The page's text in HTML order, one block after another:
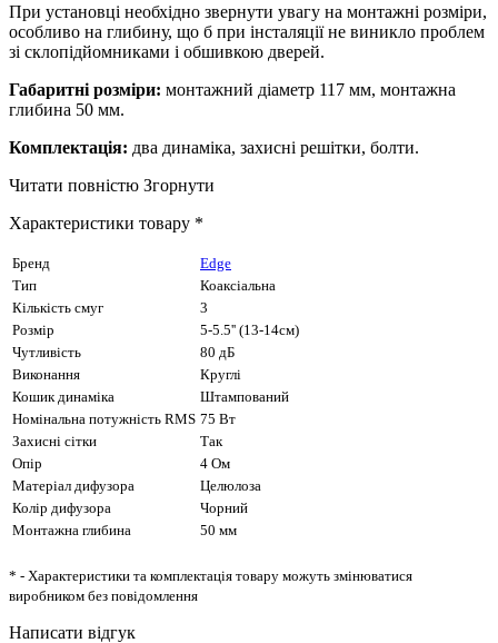
При установці необхідно звернути увагу на монтажні розміри,
особливо на глибину, що б при інсталяції не виникло проблем
зі склопідйомниками і обшивкою дверей.
Габаритні розміри: монтажний діаметр 117 мм, монтажна
глибина 50 мм.
Комплектація: два динаміка, захисні решітки, болти.
Читати повністю Згорнути
Характеристики товару *
Бренд
Edge
Тип
Коаксіальна
Кількість смуг
3
Розмір
5-5.5'' (13-14см)
Чутливість
80 дБ
Виконання
Круглі
Кошик динаміка
Штампований
Номінальна потужність RMS 75 Вт
Захисні сітки
Так
Опір
4 Ом
Матеріал дифузора
Целюлоза
Колір дифузора
Чорний
Монтажна глибина
50 мм
* - Характеристики та комплектація товару можуть змінюватися
виробником без повідомлення
Написати відгук